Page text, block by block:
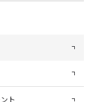
薬剤一覧表・混
ト